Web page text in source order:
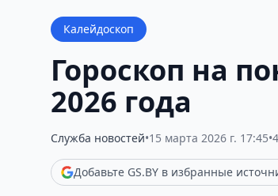
Калейдоскоп
Гороскоп на
2026 года
Служба новостей•15 марта 2026 г. 17:45•
Добавьте GS.BY в избранные